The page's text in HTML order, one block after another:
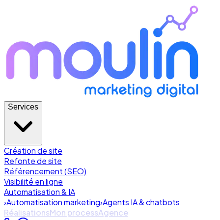
Services
Création de site
Refonte de site
Référencement (SEO)
Visibilité en ligne
Automatisation & IA
›Automatisation marketing›Agents IA & chatbots
RéalisationsMon processAgence